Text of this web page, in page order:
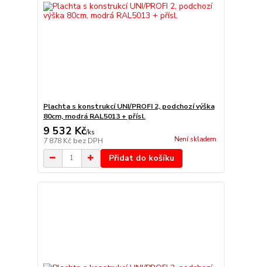
Plachta s konstrukcí UNI/PROFI 2, podchozí výška
80cm, modrá RAL5013 + přísl.
9 532 Kč/ks
7 878 Kč bez DPH Není skladem
Přidat do košíku